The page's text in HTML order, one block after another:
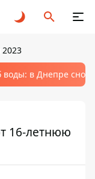
воды: в Днепре
16-летнюю